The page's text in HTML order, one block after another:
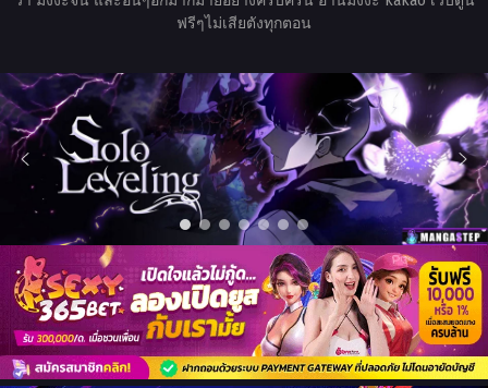
ฟรีๆไม่เสียตังทุกตอน